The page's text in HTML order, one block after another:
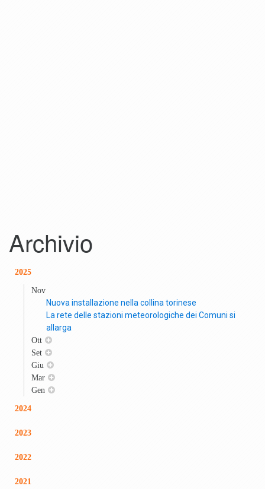
Archivio
2025
Nov
Nuova installazione nella collina torinese
La rete delle stazioni meteorologiche dei Comuni si
allarga
Ott
Set
Giu
Mar
Gen
2024
2023
2022
2021